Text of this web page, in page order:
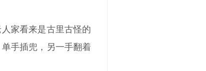
家看来是古里古怪的
手插兜，另一手翻着